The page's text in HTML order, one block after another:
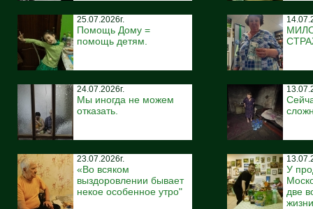
25.07.2026г.
Помощь Дому =
помощь детям.
24.07.2026г.
Мы иногда не можем
отказать.
23.07.2026г.
«Во всяком
выздоровлении бывает
некое особенное утро"
У
две
жизни